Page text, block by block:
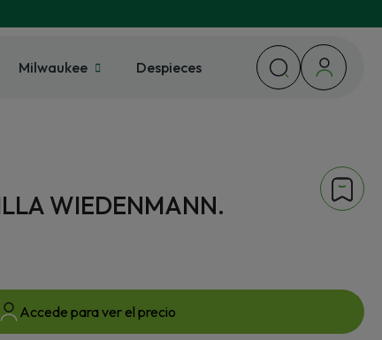
Milwaukee Despieces
WIEDENMANN.
Accede para ver el precio